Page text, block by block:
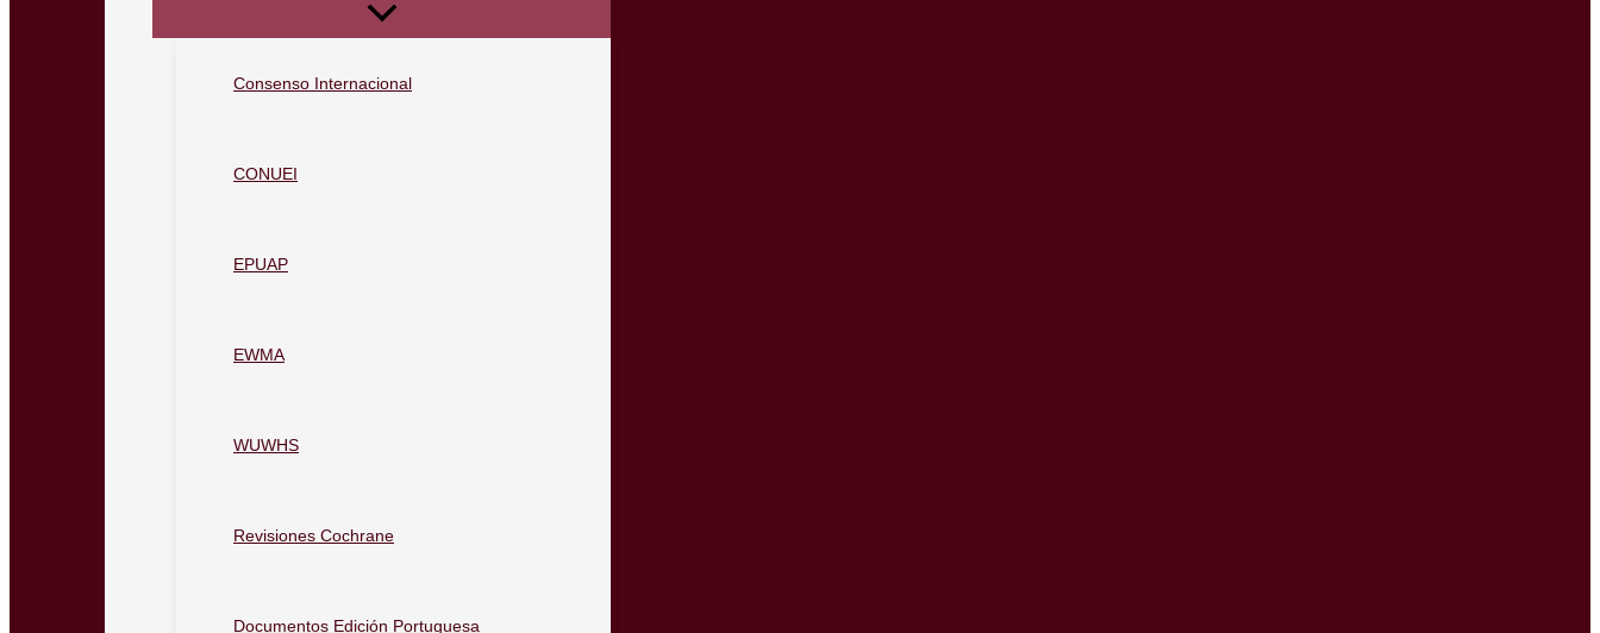
Consenso Internacional
CONUEI
EPUAP
EWMA
WUWHS
Revisiones Cochrane
Documentos Edición Portuguesa